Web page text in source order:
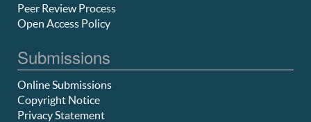
Peer Review Process
Open Access Policy
Submissions
Online Submissions
Copyright Notice
Privacy Statement